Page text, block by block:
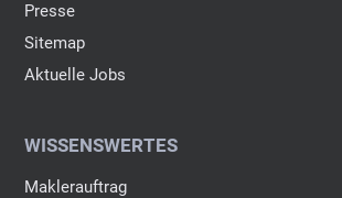
Presse
Sitemap
Aktuelle Jobs
WISSENSWERTES
Maklerauftrag